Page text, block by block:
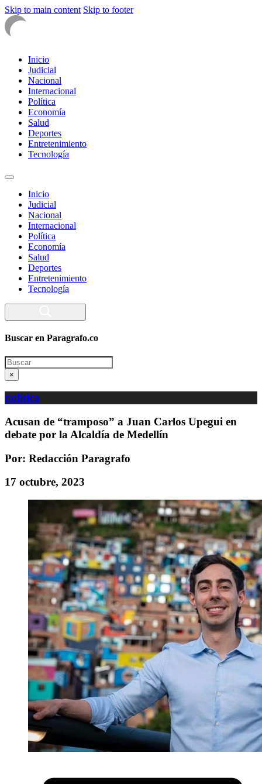
Skip to main content Skip to footer
Inicio
Judicial
Nacional
Internacional
Política
Economía
Salud
Deportes
Entretenimiento
Tecnología
Inicio
Judicial
Nacional
Internacional
Política
Economía
Salud
Deportes
Entretenimiento
Tecnología
Buscar en Paragrafo.co
Search
×
política
Acusan de “tramposo” a Juan Carlos Upegui en
debate por la Alcaldía de Medellín
Por: Redacción Paragrafo
17 octubre, 2023